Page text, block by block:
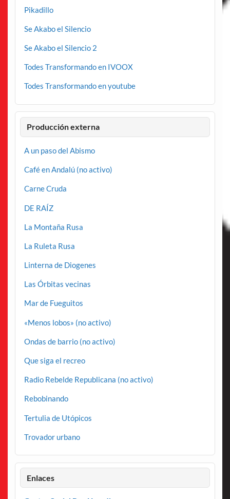
Pikadillo
Se Akabo el Silencio
Se Akabo el Silencio 2
Todes Transformando en IVOOX
Todes Transformando en youtube
Producción externa
A un paso del Abismo
Café en Andalú (no activo)
Carne Cruda
DE RAÍZ
La Montaña Rusa
La Ruleta Rusa
Linterna de Diogenes
Las Órbitas vecinas
Mar de Fueguitos
«Menos lobos» (no activo)
Ondas de barrio (no activo)
Que siga el recreo
Radio Rebelde Republicana (no activo)
Rebobinando
Tertulia de Utópicos
Trovador urbano
Enlaces